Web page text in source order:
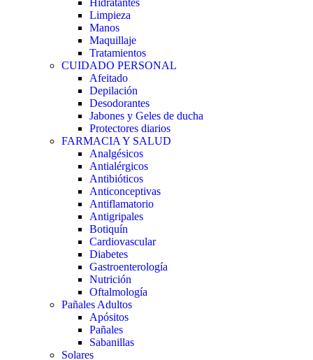
Hidratantes
Limpieza
Manos
Maquillaje
Tratamientos
CUIDADO PERSONAL
Afeitado
Depilación
Desodorantes
Jabones y Geles de ducha
Protectores diarios
FARMACIA Y SALUD
Analgésicos
Antialérgicos
Antibióticos
Anticonceptivas
Antiflamatorio
Antigripales
Botiquín
Cardiovascular
Diabetes
Gastroenterología
Nutrición
Oftalmología
Pañales Adultos
Apósitos
Pañales
Sabanillas
Solares